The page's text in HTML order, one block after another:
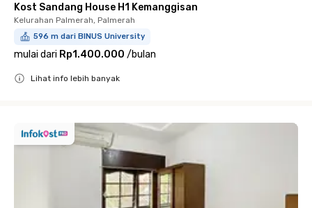
Kost Sandang House H1 Kemanggisan
Kelurahan Palmerah, Palmerah
596 m dari BINUS University
mulai dari Rp1.400.000 /bulan
Lihat info lebih banyak